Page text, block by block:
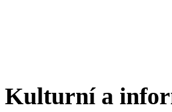
Kulturní a